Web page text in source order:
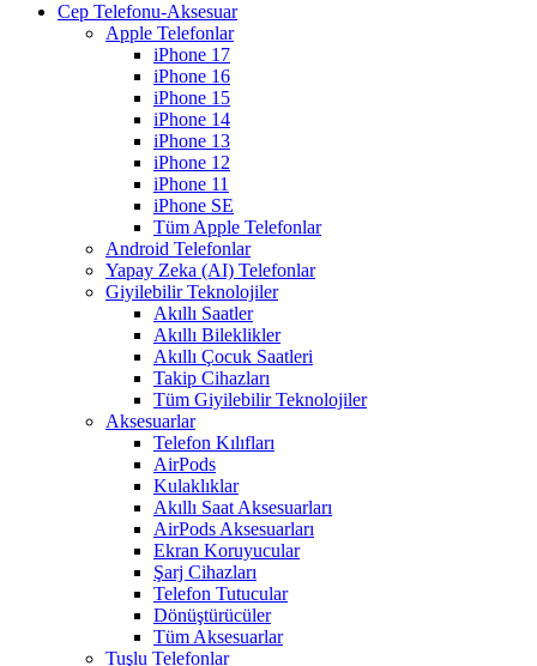
Cep Telefonu-Aksesuar
Apple Telefonlar
iPhone 17
iPhone 16
iPhone 15
iPhone 14
iPhone 13
iPhone 12
iPhone 11
iPhone SE
Tüm Apple Telefonlar
Android Telefonlar
Yapay Zeka (AI) Telefonlar
Giyilebilir Teknolojiler
Akıllı Saatler
Akıllı Bileklikler
Akıllı Çocuk Saatleri
Takip Cihazları
Tüm Giyilebilir Teknolojiler
Aksesuarlar
Telefon Kılıfları
AirPods
Kulaklıklar
Akıllı Saat Aksesuarları
AirPods Aksesuarları
Ekran Koruyucular
Şarj Cihazları
Telefon Tutucular
Dönüştürücüler
Tüm Aksesuarlar
Tuşlu Telefonlar